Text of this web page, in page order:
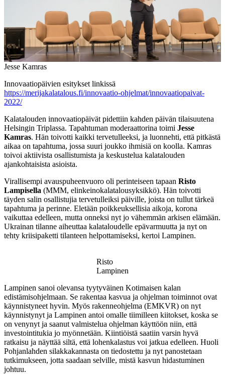
Jesse Kamras
Innovaatiopäivien esitykset linkissä
https://merijakalatalous.fi/innovaatio-ohjelmat/innovaatiopaivat-
2022/
Kalatalouden innovaatiopäivät pidettiin kahden päivän tilaisuutena
Helsingin Triplassa. Tapahtuman moderaattorina toimi Jesse
Kamras. Hän toivotti kaikki tervetulleeksi, ja luonnehti, että pitkästä
aikaa on tapahtuma, jossa suuri joukko ihmisiä on koolla. Kamras
toivoi aktiivista osallistumista ja keskustelua kalatalouden
ajankohtaisista asioista.
Virallisempi avauspuheenvuoro oli perinteiseen tapaan Risto
Lampisella (MMM, elinkeinokalatalousyksikkö). Hän toivotti
täyden salin osallistujia tervetulleiksi päiville, joista on tullut tärkeä
tapahtuma ja perinne. Eletään poikkeuksellisia aikoja, korona
vaikuttaa edelleen, mutta onneksi nyt jo vähemmän arkisen elämään.
Ukrainan tilanne aiheuttaa kalataloudelle epävarmuutta ja nyt on
tehty kriisipaketti tilanteen helpottamiseksi, kertoi Lampinen.
Risto
Lampinen
Lampinen sanoi olevansa tyytyväinen Kotimaisen kalan
edistämisohjelmaan. Se rakentaa kasvua ja ohjelman toiminnot ovat
käynnistyneet hyvin. Myös rakenneohjelma (EMKVR) on nyt
käynnistynyt ja Lampinen antoi omalle tiimilleen kiitokset, koska se
on venynyt ja saanut valmistelua ohjelman käyttöön niin, että
investointitukia jo myönnetään. Kiintiöistä saatiin varsin hyvä
ratkaisu ja näyttää siltä, että lohenkalastus voi jatkua edelleen. Huoli
Pohjanlahden silakkakannasta on tiedostettu ja nyt panostetaan
tutkimukseen, jotta saadaan selville, mistä kasvun hidastuminen
johtuu.